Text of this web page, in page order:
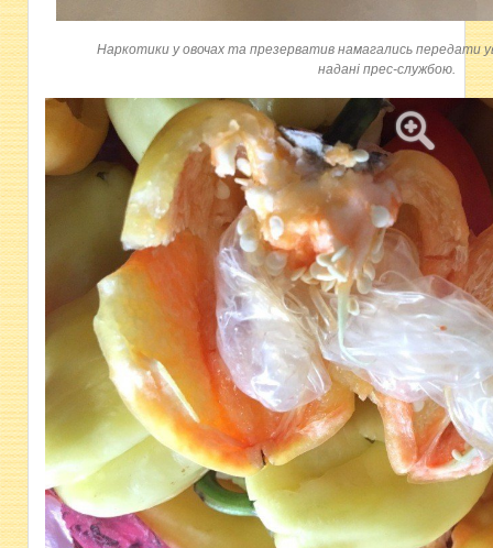
Наркотики у овочах та презерватив намагались передати
надані прес-службою.